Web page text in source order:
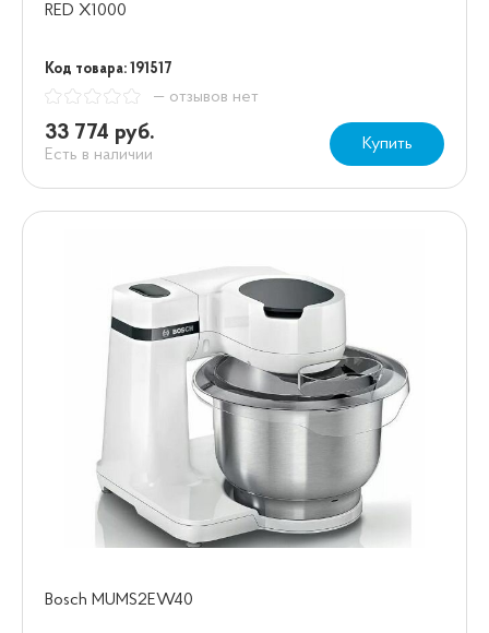
RED X1000
Код товара: 191517
— отзывов нет
33 774 руб.
Есть в наличии
Купить
Bosch MUMS2EW40